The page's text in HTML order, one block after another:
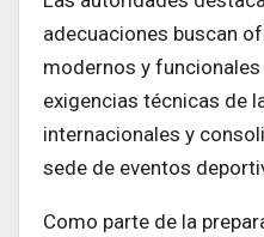
adecuaciones buscan
modernos y
exigencias técnicas de
internacionales y
sede de eventos
Como parte de la